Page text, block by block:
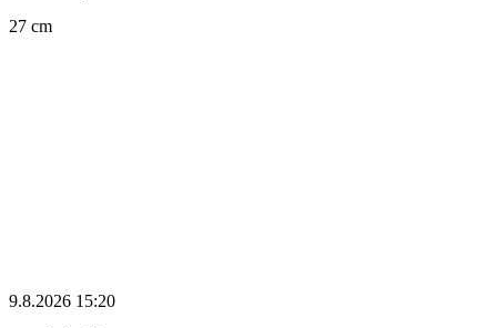
27 cm
9.8.2026 15:20